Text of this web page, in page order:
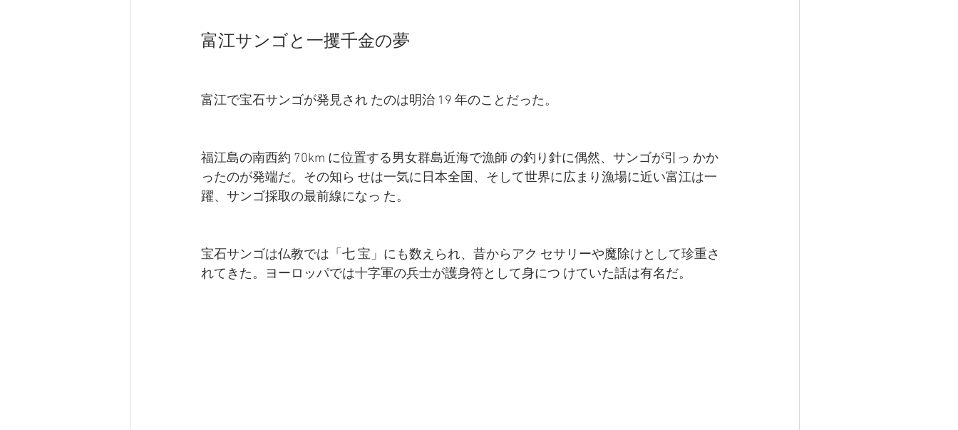
富江サンゴと一攫千金の夢
富江で宝石サンゴが発見され たのは明治 19 年のことだった。
福江島の南西約 70km に位置する男女群島近海で漁師 の釣り針に偶然、サンゴが引っ かか
ったのが発端だ。その知ら せは一気に日本全国、そして世界に広まり漁場に近い富江は一
躍、サンゴ採取の最前線になっ た。
宝石サンゴは仏教では「七 宝」にも数えられ、昔からアク セサリーや魔除けとして珍重さ
れてきた。ヨーロッパでは十字軍の兵士が護身符として身につ けていた話は有名だ。